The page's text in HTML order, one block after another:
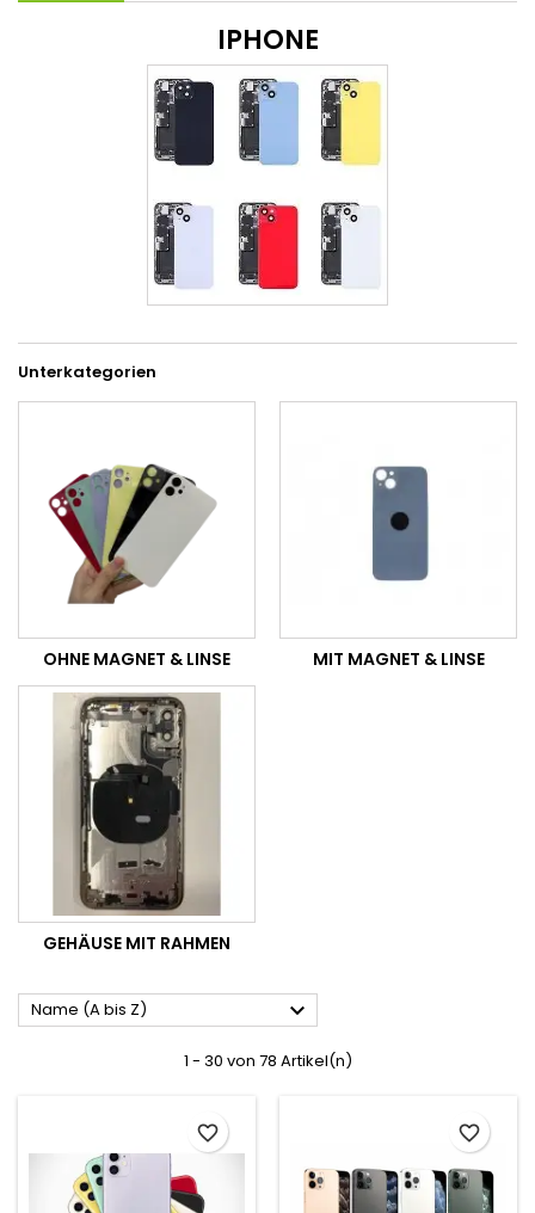
IPHONE
Unterkategorien
OHNE MAGNET & LINSE MIT MAGNET & LINSE
GEHÄUSE MIT RAHMEN
Name (A bis Z) 
1 - 30 von 78 Artikel(n)
favorite_border favorite_border